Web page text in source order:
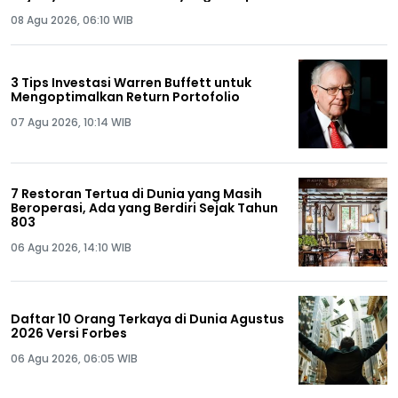
08 Agu 2026, 06:10 WIB
3 Tips Investasi Warren Buffett untuk
Mengoptimalkan Return Portofolio
07 Agu 2026, 10:14 WIB
7 Restoran Tertua di Dunia yang Masih
Beroperasi, Ada yang Berdiri Sejak Tahun
803
06 Agu 2026, 14:10 WIB
Daftar 10 Orang Terkaya di Dunia Agustus
2026 Versi Forbes
06 Agu 2026, 06:05 WIB